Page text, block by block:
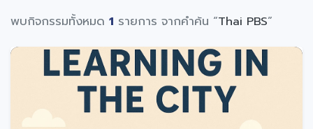
พบกิจกรรมทั้งหมด 1 รายการ จากคำค้น “Thai PBS”